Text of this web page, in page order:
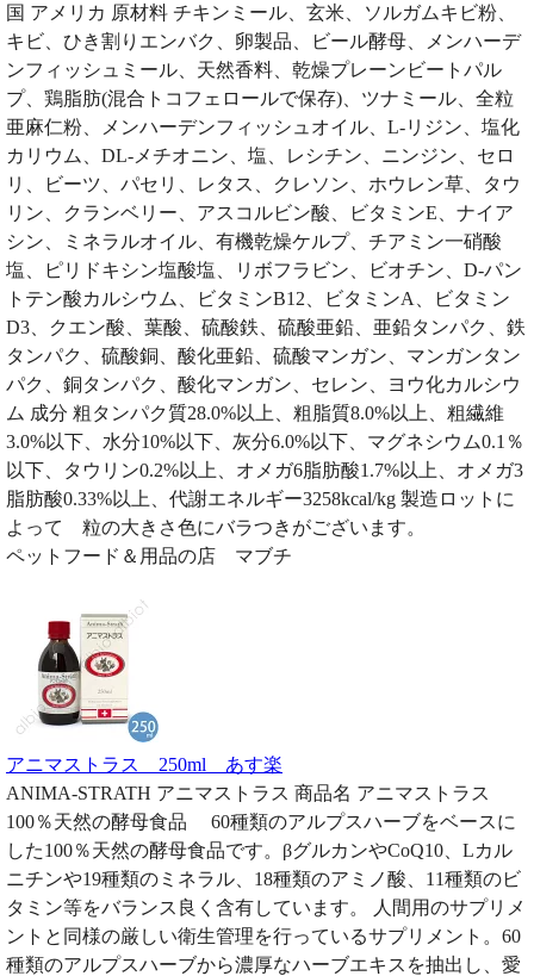
国 アメリカ 原材料 チキンミール、玄米、ソルガムキビ粉、
キビ、ひき割りエンバク、卵製品、ビール酵母、メンハーデ
ンフィッシュミール、天然香料、乾燥プレーンビートパル
プ、鶏脂肪(混合トコフェロールで保存)、ツナミール、全粒
亜麻仁粉、メンハーデンフィッシュオイル、L-リジン、塩化
カリウム、DL-メチオニン、塩、レシチン、ニンジン、セロ
リ、ビーツ、パセリ、レタス、クレソン、ホウレン草、タウ
リン、クランベリー、アスコルビン酸、ビタミンE、ナイア
シン、ミネラルオイル、有機乾燥ケルプ、チアミン一硝酸
塩、ピリドキシン塩酸塩、リボフラビン、ビオチン、D-パン
トテン酸カルシウム、ビタミンB12、ビタミンA、ビタミン
D3、クエン酸、葉酸、硫酸鉄、硫酸亜鉛、亜鉛タンパク、鉄
タンパク、硫酸銅、酸化亜鉛、硫酸マンガン、マンガンタン
パク、銅タンパク、酸化マンガン、セレン、ヨウ化カルシウ
ム 成分 粗タンパク質28.0%以上、粗脂質8.0%以上、粗繊維
3.0%以下、水分10%以下、灰分6.0%以下、マグネシウム0.1％
以下、タウリン0.2%以上、オメガ6脂肪酸1.7%以上、オメガ3
脂肪酸0.33%以上、代謝エネルギー3258kcal/kg 製造ロットに
よって 粒の大きさ色にバラつきがございます。
ペットフード＆用品の店 マブチ
アニマストラス 250ml あす楽
ANIMA-STRATH アニマストラス 商品名 アニマストラス
100％天然の酵母食品 60種類のアルプスハーブをベースに
した100％天然の酵母食品です。βグルカンやCoQ10、Lカル
ニチンや19種類のミネラル、18種類のアミノ酸、11種類のビ
タミン等をバランス良く含有しています。 人間用のサプリメ
ントと同様の厳しい衛生管理を行っているサプリメント。60
種類のアルプスハーブから濃厚なハーブエキスを抽出し、愛